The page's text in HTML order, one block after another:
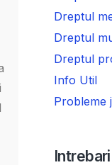
Dreptul
Dreptul
Dreptul
Info Util
Probleme